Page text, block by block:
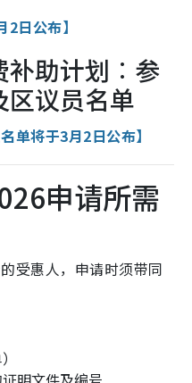
2日公布】
补助计划︰参
区议员名单
单将于3月2日公布】
申请所需
受惠人，申请时须带同